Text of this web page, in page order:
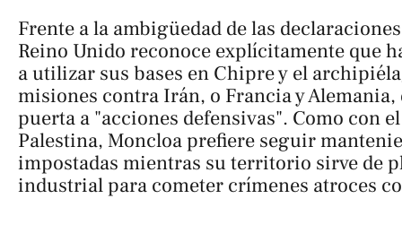
Frente a la ambigüedad de las
Reino Unido reconoce explícitamente que
a utilizar sus bases en Chipre y el
misiones contra Irán, o Francia y
puerta a "acciones defensivas". Como con
Palestina, Moncloa prefiere seguir
impostadas mientras su territorio sirve de
industrial para cometer crímenes atroces